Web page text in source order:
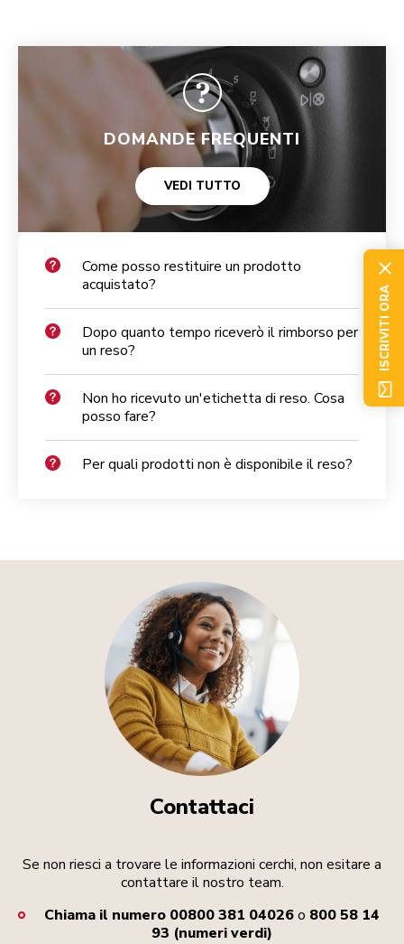
DOMANDE FREQUENTI
VEDI TUTTO
Come posso restituire un prodotto
acquistato?
Dopo quanto tempo riceverò il rimborso per
un reso?
Non ho ricevuto un'etichetta di reso. Cosa
posso fare?
Per quali prodotti non è disponibile il reso?
Contattaci
Se non riesci a trovare le informazioni cerchi, non esitare a
contattare il nostro team.
Chiama il numero 00800 381 04026o 800 58 14
93 (numeri verdi)
ISCRIVITI ORA